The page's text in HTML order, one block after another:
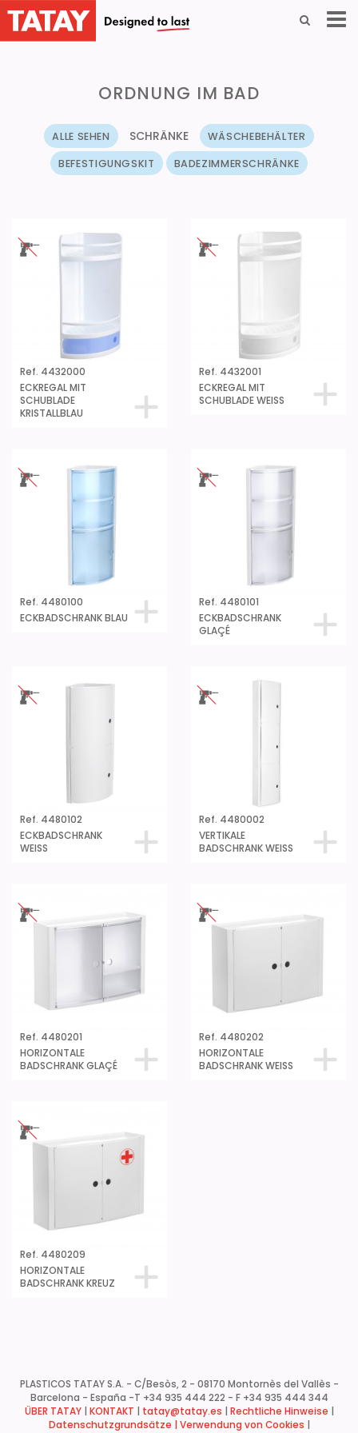
ORDNUNG IM BAD
ALLE SEHEN SCHRÄNKE
WÄSCHEBEHÄLTER
BEFESTIGUNGSKIT
BADEZIMMERSCHRÄNKE
Ref. 4432000
ECKREGAL MIT
SCHUBLADE
KRISTALLBLAU
Ref. 4432001
ECKREGAL MIT
SCHUBLADE WEISS
Ref. 4480100
ECKBADSCHRANK BLAU
Ref. 4480101
ECKBADSCHRANK
GLAÇÉ
Ref. 4480102
ECKBADSCHRANK
WEISS
Ref. 4480002
VERTIKALE
BADSCHRANK WEISS
Ref. 4480201
HORIZONTALE
BADSCHRANK GLAÇÉ
Ref. 4480202
HORIZONTALE
BADSCHRANK WEISS
Ref. 4480209
HORIZONTALE
BADSCHRANK KREUZ
PLASTICOS TATAY S.A. - C/Besòs, 2 - 08170 Montornès del Vallès -
Barcelona - España -T +34 935 444 222 - F +34 935 444 344
ÜBER TATAY| KONTAKT tatay@tatay.es Rechtliche Hinweise
Datenschutzgrundsätze | Verwendung von Cookies